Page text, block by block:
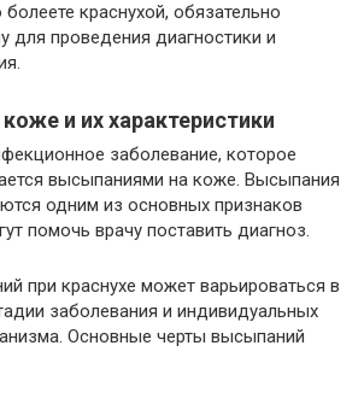
краснухой, обязательно
для проведения диагностики и
и их характеристики
заболевание, которое
высыпаниями на коже. Высыпания
одним из основных признаков
помочь врачу поставить диагноз.
при краснухе может варьироваться в
заболевания и индивидуальных
Основные черты высыпаний